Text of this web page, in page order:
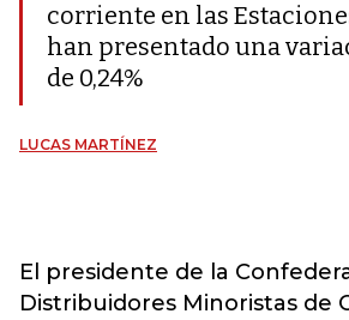
corriente en las
han presentado una
de 0,24%
LUCAS MARTÍNEZ
El presidente de la
Distribuidores Minoristas de